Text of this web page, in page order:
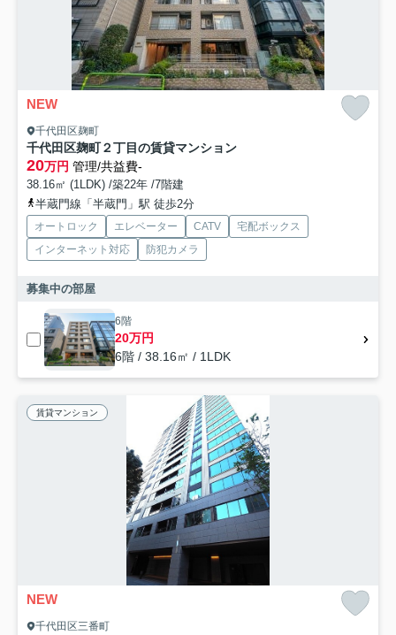
NEW
千代田区麹町
千代田区麹町２丁目の賃貸マンション
20万円 管理/共益費-
38.16㎡ (1LDK) /築22年 /7階建
半蔵門線「半蔵門」駅 徒歩2分
オートロック エレベーター CATV
宅配ボックス
インターネット対応
防犯カメラ
募集中の部屋
6階
20万円
6階 / 38.16㎡ / 1LDK
賃貸マンション
NEW
千代田区三番町